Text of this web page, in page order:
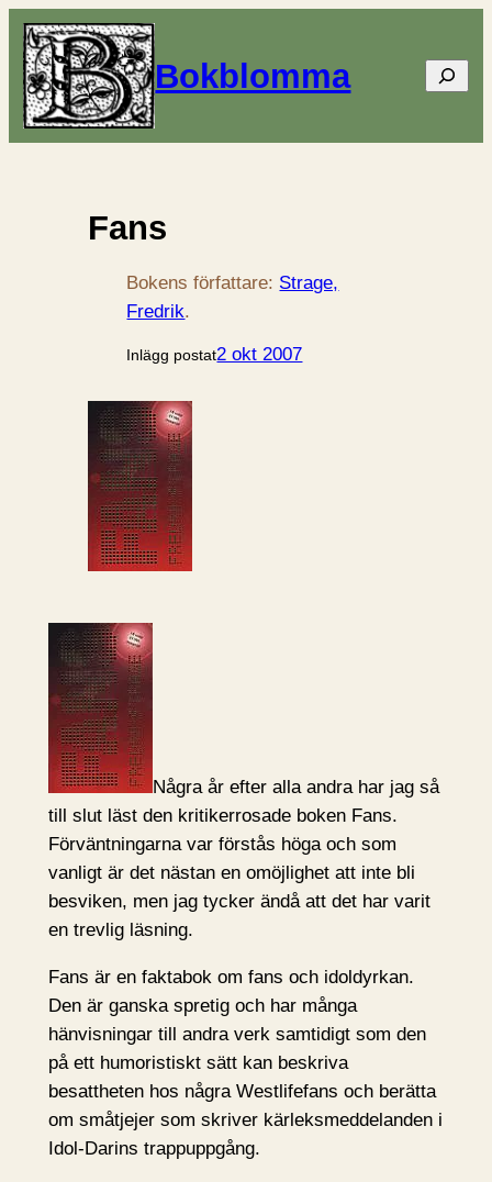
Bokblomma Sök
Fans
Bokens författare: Strage,
Fredrik.
Inlägg postat2 okt 2007
Några år efter alla andra har jag så
till slut läst den kritikerrosade boken Fans.
Förväntningarna var förstås höga och som
vanligt är det nästan en omöjlighet att inte bli
besviken, men jag tycker ändå att det har varit
en trevlig läsning.
Fans är en faktabok om fans och idoldyrkan.
Den är ganska spretig och har många
hänvisningar till andra verk samtidigt som den
på ett humoristiskt sätt kan beskriva
besattheten hos några Westlifefans och berätta
om småtjejer som skriver kärleksmeddelanden i
Idol-Darins trappuppgång.